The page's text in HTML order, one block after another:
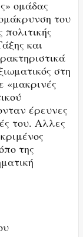
ομάδας
του
και
στη
«μακρινές
έρευνες
του. Αλλες
της